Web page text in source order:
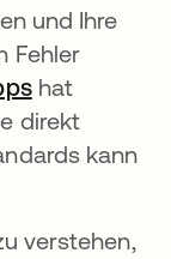
und Ihre
Fehler
wird in
hat
direkt
kann
verstehen,